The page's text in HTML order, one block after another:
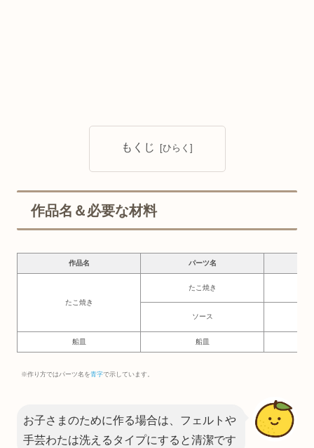
もくじ
作品名＆必要な材料
作品名 パーツ名
たこ焼き
たこ焼き
ソース
船皿 船皿
※作り方ではパーツ名を青字で示しています。
お子さまのために作る場合は、フェルトや
手芸わたは洗えるタイプにすると清潔です